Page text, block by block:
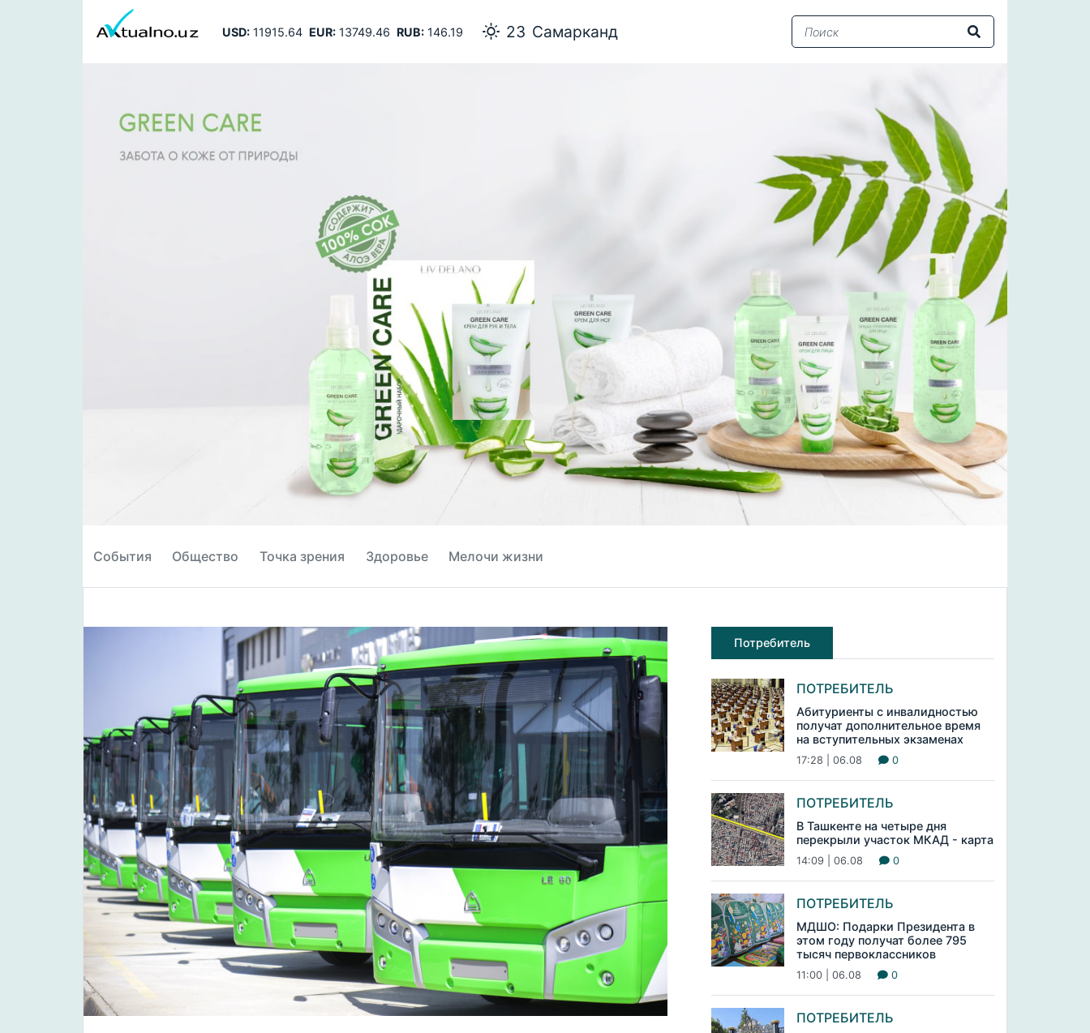
USD:11915.64 EUR:13749.46 RUB:146.19 23 Самарканд
События Общество Точка зрения Здоровье Мелочи жизни
Потребитель
ПОТРЕБИТЕЛЬ
Абитуриенты с инвалидностью
получат дополнительное время
на вступительных экзаменах
17:28 | 06.08 0
ПОТРЕБИТЕЛЬ
В Ташкенте на четыре дня
перекрыли участок МКАД - карта
14:09 | 06.08 0
ПОТРЕБИТЕЛЬ
МДШО: Подарки Президента в
этом году получат более 795
тысяч первоклассников
11:00 | 06.08 0
ПОТРЕБИТЕЛЬ